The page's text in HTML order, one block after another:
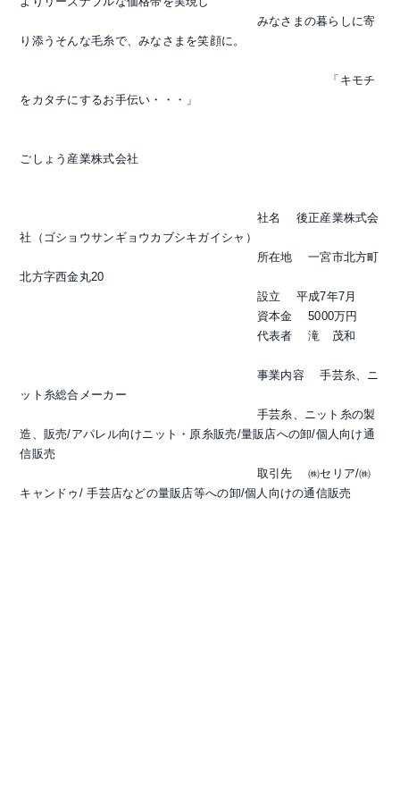
みなさまの暮らしに寄
り添うそんな毛糸で、みなさまを笑顔に。
「キモチ
をカタチにするお手伝い・・・」
ごしょう産業株式会社
社名 後正産業株式会
社（ゴショウサンギョウカブシキガイシャ）
所在地 一宮市北方町
北方字西金丸20
設立 平成7年7月
資本金 5000万円
代表者 滝 茂和
事業内容 手芸糸、ニ
ット糸総合メーカー
手芸糸、ニット糸の製
造、販売/アパレル向けニット・原糸販売/量販店への卸/個人向け通
信販売
取引先 ㈱セリア/㈱
キャンドゥ/ 手芸店などの量販店等への卸/個人向けの通信販売